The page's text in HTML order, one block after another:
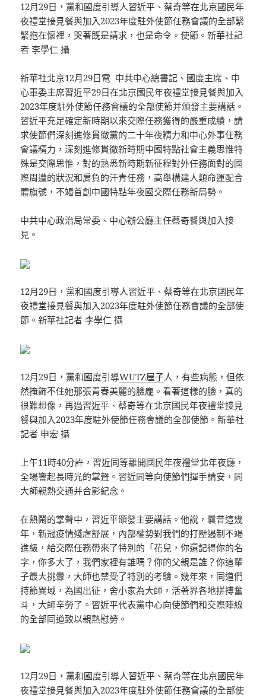
12月29日，黨和國度引導人習近平、蔡奇等在北京國民年
夜禮堂接見餐與加入2023年度駐外使節任務會議的全部緊
緊抱在懷裡，哭著既是請求，也是命令。使節。新華社記
者 李學仁 攝
新華社北京12月29日電 中共中心總書記、國度主席、中
心軍委主席習近平29日在北京國民年夜禮堂接見餐與加入
2023年度駐外使節任務會議的全部使節并頒發主要講話。
習近平充足確定新時期以來交際任務獲得的嚴重成績，請
求使節們深刻進修貫徹黨的二十年夜精力和中心外事任務
會議精力，深刻進修貫徹新時期中國特點社會主義思惟特
殊是交際思惟，對的熟悉新時期新征程對外任務面對的國
際周遭的狀況和肩負的汗青任務，高舉構建人類命運配合
體旗號，不竭首創中國特點年夜國交際任務新局勢。
中共中心政治局常委、中心辦公廳主任蔡奇餐與加入接
見。
12月29日，黨和國度引導人習近平、蔡奇等在北京國民年
夜禮堂接見餐與加入2023年度駐外使節任務會議的全部使
節。新華社記者 李學仁 攝
12月29日，黨和國度引導WUTZ屋子人，有些病態，但依
然掩飾不住她那張青春美麗的臉龐。看著這樣的臉，真的
很難想像，再過習近平、蔡奇等在北京國民年夜禮堂接見
餐與加入2023年度駐外使節任務會議的全部使節。新華社
記者 申宏 攝
上午11時40分許，習近同等離開國民年夜禮堂北年夜廳，
全場響起長時光的掌聲。習近同等向使節們揮手請安，同
大師親熱交通并合影紀念。
在熱鬧的掌聲中，習近平頒發主要講話。他說，曩昔這幾
年，新冠疫情殘虐舒展，內部權勢對我們的打壓遏制不竭
進級，給交際任務帶來了特別的「花兒，你還記得你的名
字，你多大了，我們家裡有誰嗎？你的父親是誰？你這輩
子最大挑釁，大師也禁受了特別的考驗。幾年來，同道們
持節異域，為國出征，舍小家為大師，活著界各地拼搏奮
斗，大師辛勞了。習近平代表黨中心向使節們和交際陣線
的全部同道致以親熱慰勞。
12月29日，黨和國度引導人習近平、蔡奇等在北京國民年
夜禮堂接見餐與加入2023年度駐外使節任務會議的全部使